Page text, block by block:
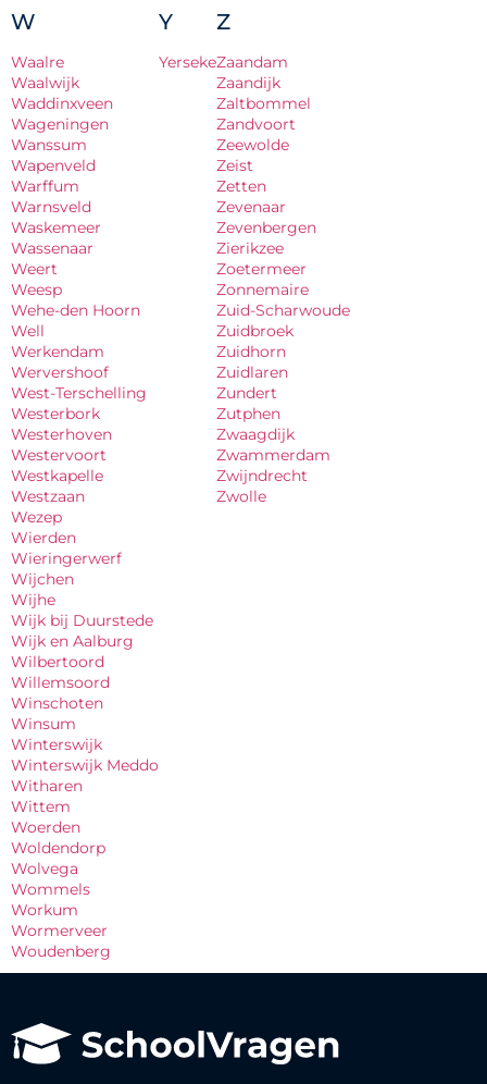
W
Waalre
Waalwijk
Waddinxveen
Wageningen
Wanssum
Wapenveld
Warffum
Warnsveld
Waskemeer
Wassenaar
Weert
Weesp
Wehe-den Hoorn
Well
Werkendam
Wervershoof
West-Terschelling
Westerbork
Westerhoven
Westervoort
Westkapelle
Westzaan
Wezep
Wierden
Wieringerwerf
Wijchen
Wijhe
Wijk bij Duurstede
Wijk en Aalburg
Wilbertoord
Willemsoord
Winschoten
Winsum
Winterswijk
Winterswijk Meddo
Witharen
Wittem
Woerden
Woldendorp
Wolvega
Wommels
Workum
Wormerveer
Woudenberg
Y
Yerseke
Z
Zaandam
Zaandijk
Zaltbommel
Zandvoort
Zeewolde
Zeist
Zetten
Zevenaar
Zevenbergen
Zierikzee
Zoetermeer
Zonnemaire
Zuid-Scharwoude
Zuidbroek
Zuidhorn
Zuidlaren
Zundert
Zutphen
Zwaagdijk
Zwammerdam
Zwijndrecht
Zwolle